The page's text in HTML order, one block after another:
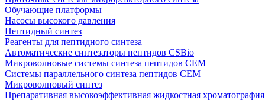
Обучающие платформы
Насосы высокого давления
Пептидный синтез
Реагенты для пептидного синтеза
Автоматические синтезаторы пептидов CSBio
Микроволновые системы синтеза пептидов CEM
Системы параллельного синтеза пептидов CEM
Микроволновый синтез
Препаративная высокоэффективная жидкостная хроматография